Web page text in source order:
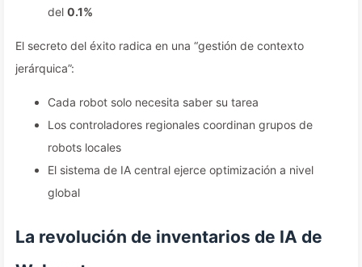
del 0.1%
El secreto del éxito radica en una “gestión de contexto
jerárquica”:
Cada robot solo necesita saber su tarea
Los controladores regionales coordinan grupos de
robots locales
El sistema de IA central ejerce optimización a nivel
global
La revolución de inventarios de IA de